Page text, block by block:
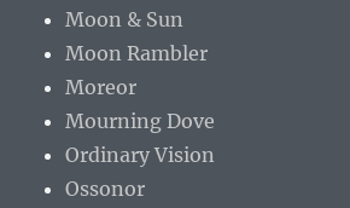
Moon & Sun
Moon Rambler
Moreor
Mourning Dove
Ordinary Vision
Ossonor